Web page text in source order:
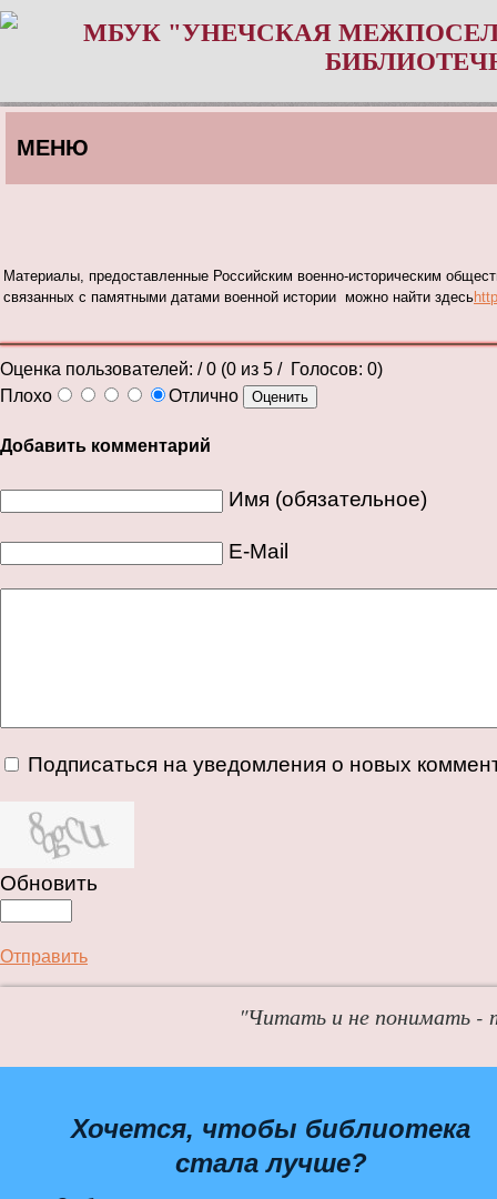
МБУК "УНЕЧСКАЯ
МЕНЮ
Материалы, предоставленные Российским военно-историческим
связанных с памятными датами военной истории можно найти здесь
Оценка пользователей: / 0 (0 из 5 / Голосов: 0)
Плохо
Отлично
Добавить комментарий
Имя (обязательное)
E-Mail
Подписаться на уведомления о новых
Обновить
Отправить
"Читать и не понимать -
Хочется, чтобы библиотека
стала лучше?